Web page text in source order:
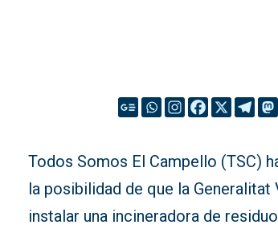
Todos Somos El Campello (TSC)
la posibilidad de que la Generalitat
instalar una incineradora de